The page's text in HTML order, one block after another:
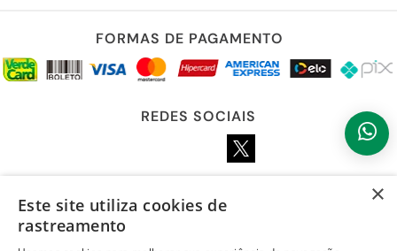
FORMAS DE PAGAMENTO
REDES SOCIAIS
LOJA SEGURA
×
Este site utiliza cookies de
rastreamento